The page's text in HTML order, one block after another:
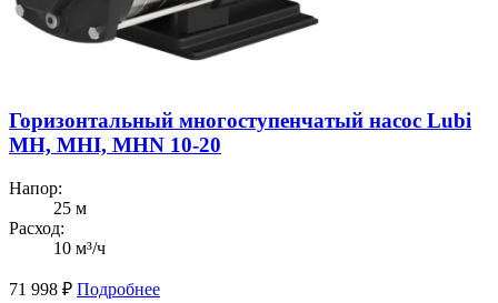
Горизонтальный многоступенчатый насос Lubi
MH, MHI, MHN 10-20
Напор:
25 м
Расход:
10 м³/ч
71 998 ₽ Подробнее